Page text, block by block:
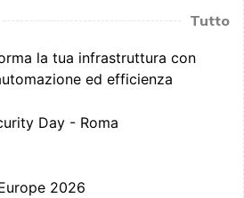
Tutto
la tua infrastruttura con
ed efficienza
Day - Roma
2026